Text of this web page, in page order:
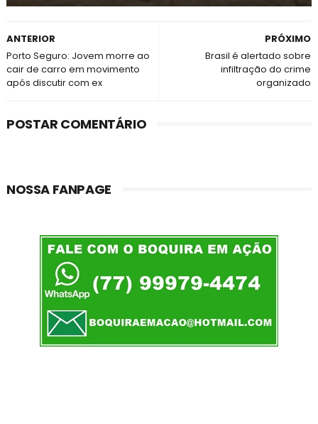
PRÓXIMO
Brasil é alertado sobre
infiltração do crime
organizado
ANTERIOR
Porto Seguro: Jovem morre ao
cair de carro em movimento
após discutir com ex
POSTAR COMENTÁRIO
NOSSA FANPAGE